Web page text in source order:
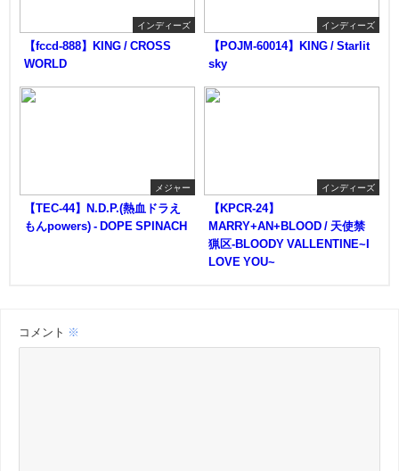
インディーズ
【fccd-888】KING / CROSS
WORLD
インディーズ
【POJM-60014】KING / Starlit
sky
メジャー
【TEC-44】N.D.P.(熱血ドラえ
もんpowers) - DOPE SPINACH
インディーズ
【KPCR-24】
MARRY+AN+BLOOD / 天使禁
猟区-BLOODY VALLENTINE~I
LOVE YOU~
コメント ※